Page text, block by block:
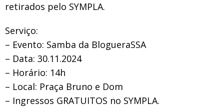
retirados pelo SYMPLA.
Serviço:
– Evento: Samba da BlogueraSSA
– Data: 30.11.2024
– Horário: 14h
– Local: Praça Bruno e Dom
– Ingressos GRATUITOS no SYMPLA.